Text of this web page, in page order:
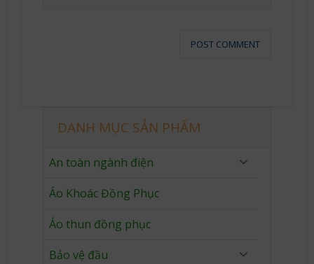
DANH MỤC SẢN PHẨM
An toàn ngành điện
Áo Khoác Đồng Phục
Áo thun đồng phục
Bảo vệ đầu